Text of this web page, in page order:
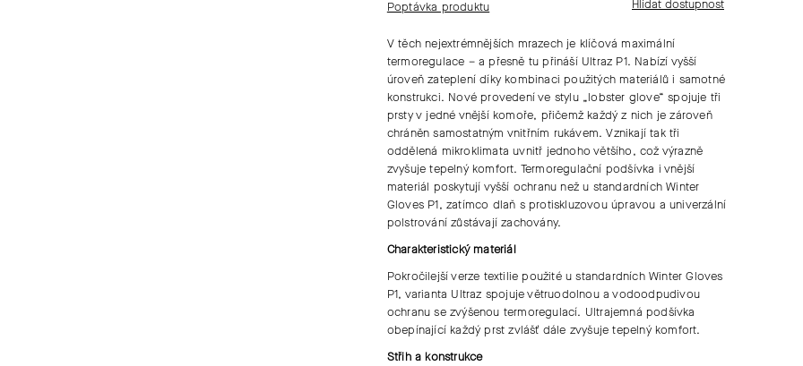
Poptávka produktu
V těch nejextrémnějších mrazech je klíčová maximální
termoregulace – a přesně tu přináší Ultraz P1. Nabízí vyšší
úroveň zateplení díky kombinaci použitých materiálů i samotné
konstrukci. Nové provedení ve stylu „lobster glove“ spojuje tři
prsty v jedné vnější komoře, přičemž každý z nich je zároveň
chráněn samostatným vnitřním rukávem. Vznikají tak tři
oddělená mikroklimata uvnitř jednoho většího, což výrazně
zvyšuje tepelný komfort. Termoregulační podšívka i vnější
materiál poskytují vyšší ochranu než u standardních Winter
Gloves P1, zatímco dlaň s protiskluzovou úpravou a univerzální
polstrování zůstávají zachovány.
Charakteristický materiál
Pokročilejší verze textilie použité u standardních Winter Gloves
P1, varianta Ultraz spojuje větruodolnou a vodoodpudivou
ochranu se zvýšenou termoregulací. Ultrajemná podšívka
obepínající každý prst zvlášť dále zvyšuje tepelný komfort.
Střih a konstrukce